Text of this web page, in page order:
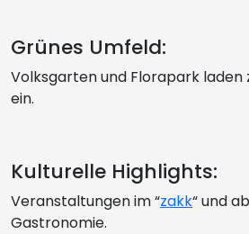
Grünes Umfeld:
Volksgarten und Florapark laden
ein.
Kulturelle Highlights:
Veranstaltungen im “zakk“ und
Gastronomie.